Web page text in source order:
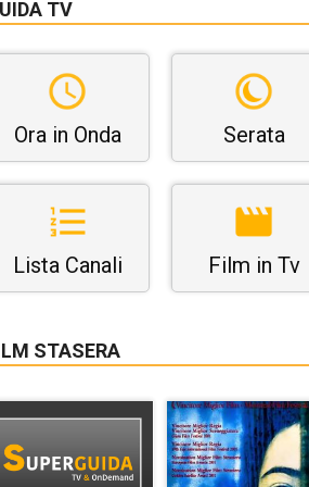
TV
Ora in Onda Serata
Lista Canali Film in Tv
STASERA